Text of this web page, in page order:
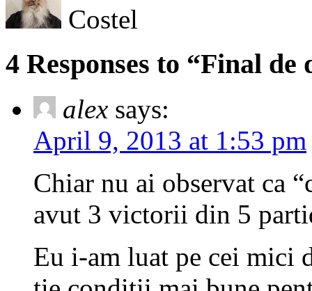
Costel
4 Responses to “Final
alex says:
April 9, 2013 at 1:53 pm
Chiar nu ai observat ca
avut 3 victorii din 5
Eu i-am luat pe cei mici